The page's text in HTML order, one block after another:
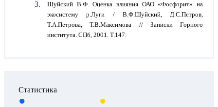
Шуйский В.Ф. Оценка влияния ОАО «Фосфорит» на
экосистему р.Луги / В.Ф.Шуйский, Д.С.Петров,
Т.А.Петрова, Т.В.Максимова // Записки Горного
института. СПб, 2001. Т.147.
Статистика